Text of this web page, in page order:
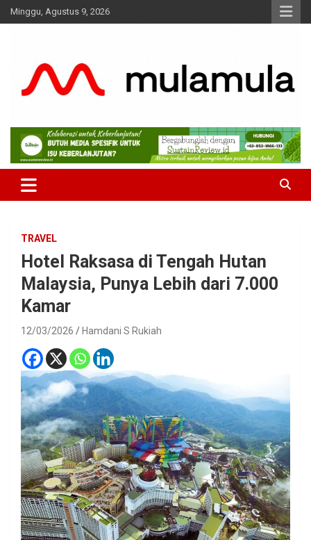
Skip
to
Minggu, Agustus 9, 2026
MulaMula
Medianya para Gen Z
TRAVEL
Hotel Raksasa di Tengah Hutan
Malaysia, Punya Lebih dari 7.000
Kamar
12/03/2026 Hamdani S Rukiah